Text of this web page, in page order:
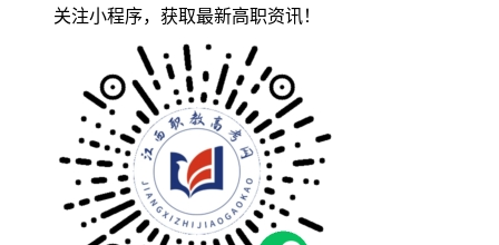
关注小程序，获取最新高职资讯！